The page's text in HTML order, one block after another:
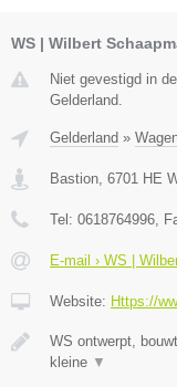
WS | Wilbert
Niet gevestigd in
Gelderland.
Gelderland »
Bastion, 6701 HE
Tel: 0618764996,
E-mail › WS |
Website: Https://
WS ontwerpt,
kleine ▼